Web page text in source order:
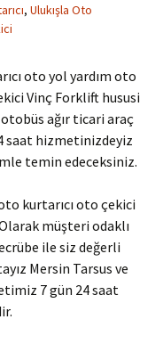
, Ulukışla Oto
oto yol yardım oto
Vinç Forklift hususi
ağır ticari araç
saat hizmetinizdeyiz
temin edeceksiniz.
kurtarıcı oto çekici
müşteri odaklı
ile siz değerli
Mersin Tarsus ve
7 gün 24 saat